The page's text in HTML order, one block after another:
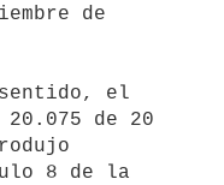
de
de 20
8 de la